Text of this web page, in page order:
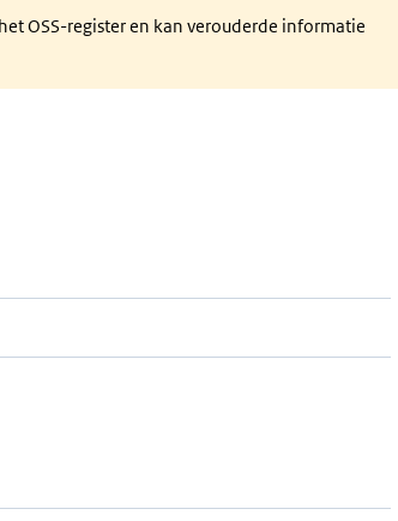
OSS-register en kan verouderde informatie